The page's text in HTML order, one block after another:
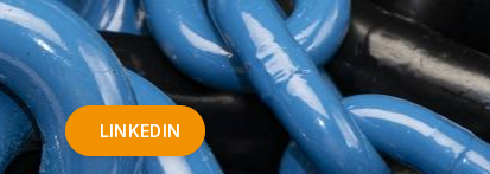
LINKEDIN